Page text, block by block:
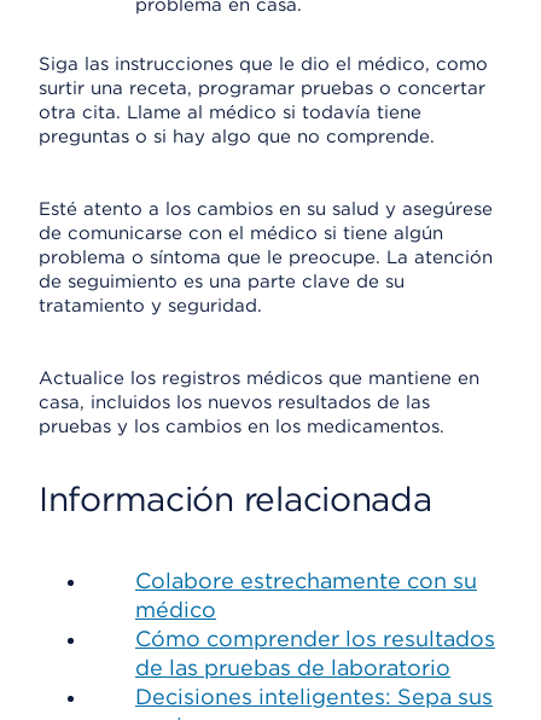
problema en casa.
Siga las instrucciones que le dio el médico, como
surtir una receta, programar pruebas o concertar
otra cita. Llame al médico si todavía tiene
preguntas o si hay algo que no comprende.
Esté atento a los cambios en su salud y asegúrese
de comunicarse con el médico si tiene algún
problema o síntoma que le preocupe. La atención
de seguimiento es una parte clave de su
tratamiento y seguridad.
Actualice los registros médicos que mantiene en
casa, incluidos los nuevos resultados de las
pruebas y los cambios en los medicamentos.
Información relacionada
Colabore estrechamente con su
médico
Cómo comprender los resultados
de las pruebas de laboratorio
Decisiones inteligentes: Sepa sus